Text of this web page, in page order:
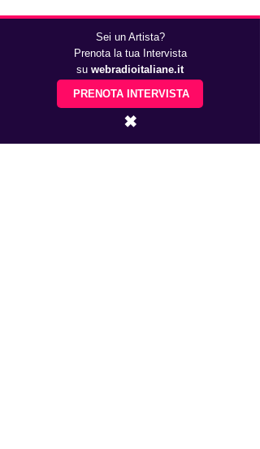
Sei un Artista?
Prenota la tua Intervista
su webradioitaliane.it
PRENOTA INTERVISTA
✖